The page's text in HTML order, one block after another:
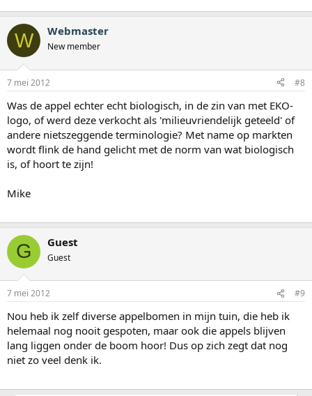
W Webmaster
New member
7 mei 2012 #8
Was de appel echter echt biologisch, in de zin van met EKO-
logo, of werd deze verkocht als 'milieuvriendelijk geteeld' of
andere nietszeggende terminologie? Met name op markten
wordt flink de hand gelicht met de norm van wat biologisch
is, of hoort te zijn!
Mike
G Guest
Guest
7 mei 2012 #9
Nou heb ik zelf diverse appelbomen in mijn tuin, die heb ik
helemaal nog nooit gespoten, maar ook die appels blijven
lang liggen onder de boom hoor! Dus op zich zegt dat nog
niet zo veel denk ik.